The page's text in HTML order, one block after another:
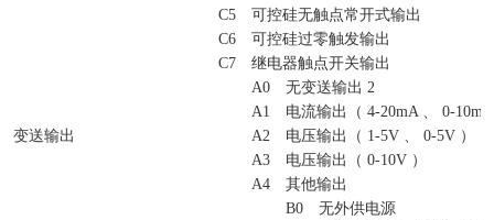
C5
可控硅无触点常开式输出
C6
可控硅过零触发输出
C7
继电器触点开关输出
变送输出
A0
无变送输出 2
A1
电流输出（ 4-20mA 、 0-
A2
电压输出（ 1-5V 、 0-5V ）
A3
电压输出（ 0-10V ）
A4
其他输出
B0 无外供电源